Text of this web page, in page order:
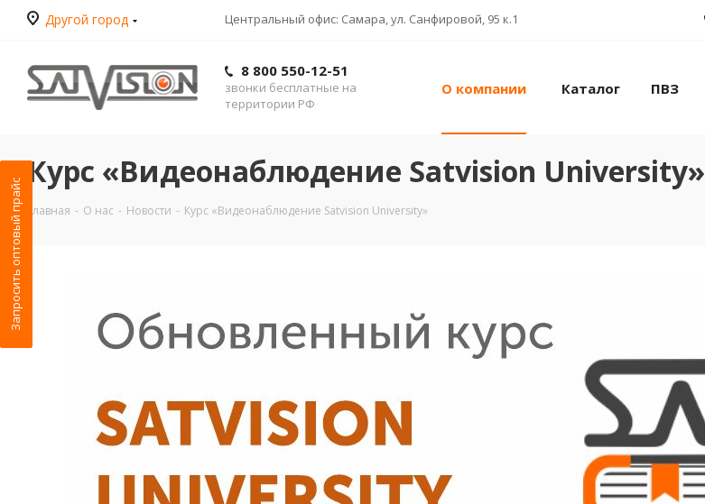
Другой город Центральный офис: Самара, ул. Санфировой, 95 к.1
8 800 550-12-51
звонки бесплатные на
территории РФ
О компании Каталог ПВЗ
Курс «Видеонаблюдение Satvision University»
Главная - О нас - Новости - Курс «Видеонаблюдение Satvision University»
Запросить оптовый прайс